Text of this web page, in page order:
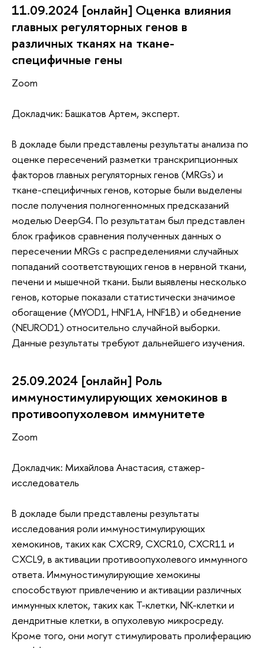
11.09.2024 [онлайн] Оценка влияния
главных регуляторных генов в
различных тканях на ткане-
специфичные гены
Zoom
Докладчик: Башкатов Артем, эксперт.
В докладе были представлены результаты анализа по
оценке пересечений разметки транскрипционных
факторов главных регуляторных генов (MRGs) и
ткане-специфичных генов, которые были выделены
после получения полногенномных предсказаний
моделью DeepG4. По результатам был представлен
блок графиков сравнения полученных данных о
пересечении MRGs с распределениями случайных
попаданий соответствующих генов в нервной ткани,
печени и мышечной ткани. Были выявлены несколько
генов, которые показали статистически значимое
обогащение (MYOD1, HNF1A, HNF1B) и обеднение
(NEUROD1) относительно случайной выборки.
Данные результаты требуют дальнейшего изучения.
25.09.2024 [онлайн] Роль
иммуностимулирующих хемокинов в
противоопухолевом иммунитете
Zoom
Докладчик: Михайлова Анастасия, стажер-
исследователь
В докладе были представлены результаты
исследования роли иммуностимулирующих
хемокинов, таких как CXCR9, CXCR10, CXCR11 и
CXCL9, в активации противоопухолевого иммунного
ответа. Иммуностимулирующие хемокины
способствуют привлечению и активации различных
иммунных клеток, таких как Т-клетки, NK-клетки и
дендритные клетки, в опухолевую микросреду.
Кроме того, они могут стимулировать пролиферацию